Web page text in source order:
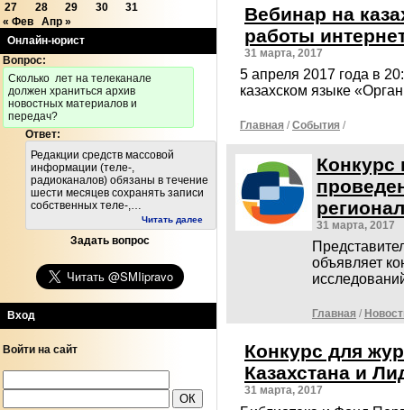
27 28 29 30
31
« Фев
Апр »
Онлайн-юрист
Вопрос:
Cколько лет на телеканале
должен храниться архив
новостных материалов и
передач?
Ответ:
Редакции средств массовой
информации (теле-,
радиоканалов) обязаны в течение
шести месяцев сохранять записи
собственных теле-,…
Читать далее
Задать вопрос
Вход
Войти на сайт
Вебинар на
работы
31 марта, 2017
5 апреля 2017 года в
казахском языке
Главная /События /
Конкурс
31 марта, 2017
объявляет
Главная /
Конкурс для
Казахстана и
31 марта, 2017